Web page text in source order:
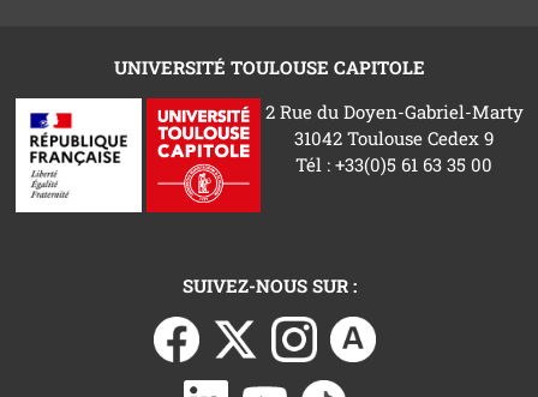
UNIVERSITÉ TOULOUSE CAPITOLE
2 Rue du Doyen-Gabriel-Marty
31042 Toulouse Cedex 9
Tél : +33(0)5 61 63 35 00
SUIVEZ-NOUS SUR :